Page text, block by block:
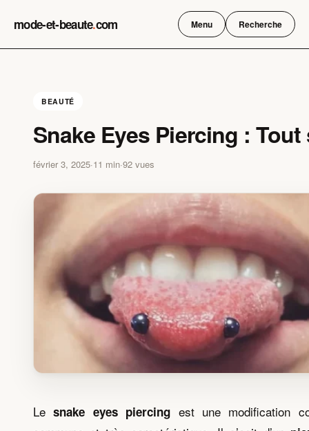
mode-et-beaute.com Menu Recherche
BEAUTÉ
Snake Eyes Piercing : Tout
février 3, 2025·11 min·92 vues
Lesnake eyes piercing est une modification